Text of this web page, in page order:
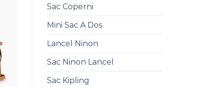
Sac Coperni
Mini Sac A Dos
Lancel Ninon
Sac Ninon Lancel
Sac Kipling